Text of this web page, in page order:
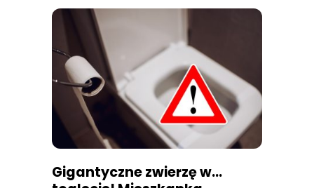
Gigantyczne zwierzę w…